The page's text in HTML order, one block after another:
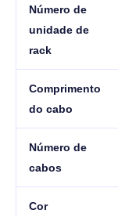
Número de
unidade de
rack
Comprimento
do cabo
Número de
cabos
Cor